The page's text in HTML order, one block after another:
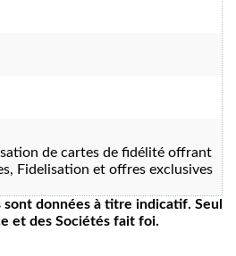
de cartes de fidélité offrant
Fidelisation et offres exclusives
données à titre indicatif. Seul
et des Sociétés fait foi.